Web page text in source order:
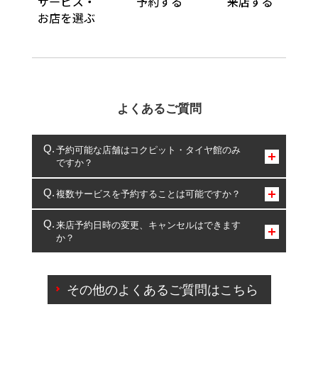
よくあるご質問
予約可能な店舗はコクピット・タイヤ館のみ
ですか？
コクピット・タイヤ館のみとなります。
複数サービスを予約することは可能ですか？
複数サービスのご予約は可能です。
一部の商品・サービスの組み合わせに限り、同時にご予約が
出来ないものもございます。
来店予約日時の変更、キャンセルはできます
か？
ご来店予約日の3営業日前を過ぎている場合のご予約
の日時変更につきましては、直接ご予約の店舗まで
その他のよくあるご質問はこちら